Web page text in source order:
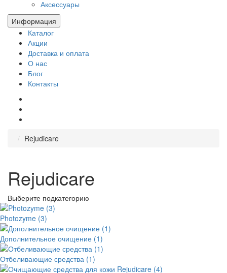
Аксессуары
Информация
Каталог
Акции
Доставка и оплата
О нас
Блог
Контакты
Rejudicare
Rejudicare
Выберите подкатегорию
Photozyme (3)
Дополнительное очищение (1)
Отбеливающие средства (1)